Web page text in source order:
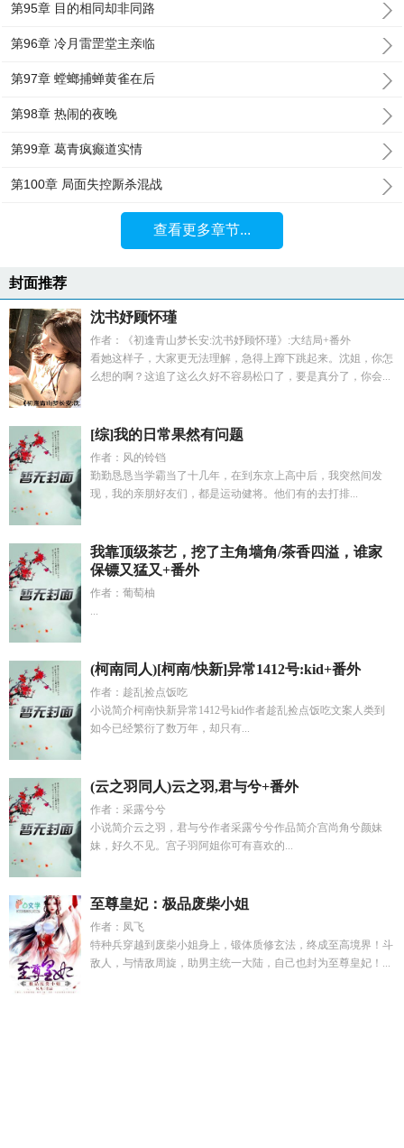
第95章 目的相同却非同路
第96章 冷月雷罡堂主亲临
第97章 螳螂捕蝉黄雀在后
第98章 热闹的夜晚
第99章 葛青疯癫道实情
第100章 局面失控厮杀混战
查看更多章节...
封面推荐
沈书妤顾怀瑾
作者：《初逢青山梦长安:沈书妤顾怀瑾》:大结局+番外
看她这样子，大家更无法理解，急得上蹿下跳起来。沈姐，你怎
么想的啊？这追了这么久好不容易松口了，要是真分了，你会...
[综]我的日常果然有问题
作者：风的铃铛
勤勤恳恳当学霸当了十几年，在到东京上高中后，我突然间发
现，我的亲朋好友们，都是运动健将。他们有的去打排...
我靠顶级茶艺，挖了主角墙角/茶香四溢，谁家
保镖又猛又+番外
作者：葡萄柚
...
(柯南同人)[柯南/快新]异常1412号:kid+番外
作者：趁乱捡点饭吃
小说简介柯南快新异常1412号kid作者趁乱捡点饭吃文案人类到
如今已经繁衍了数万年，却只有...
(云之羽同人)云之羽,君与兮+番外
作者：采露兮兮
小说简介云之羽，君与兮作者采露兮兮作品简介宫尚角兮颜妹
妹，好久不见。宫子羽阿姐你可有喜欢的...
至尊皇妃：极品废柴小姐
作者：凤飞
特种兵穿越到废柴小姐身上，锻体质修玄法，终成至高境界！斗
敌人，与情敌周旋，助男主统一大陆，自己也封为至尊皇妃！...